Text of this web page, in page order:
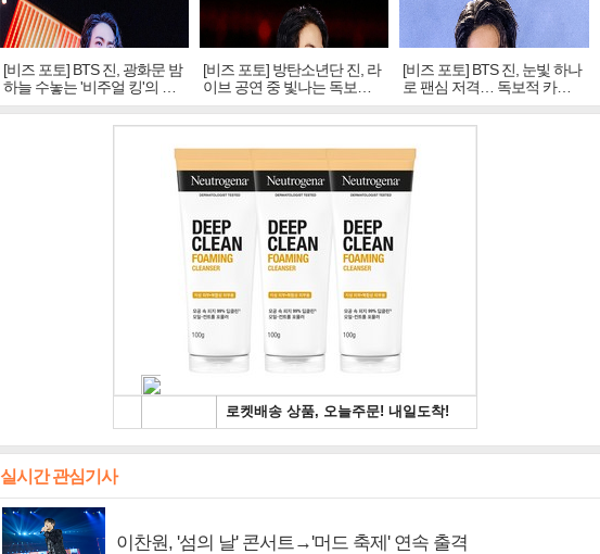
[비즈 포토] BTS 진, 광화문 밤
하늘 수놓는 '비주얼 킹'의 열
창
[비즈 포토] 방탄소년단 진, 라
이브 공연 중 빛나는 독보적
아우라
[비즈 포토] BTS 진, 눈빛 하나
로 팬심 저격… 독보적 카리
스마
실시간 관심기사
이찬원, '섬의 날' 콘서트→'머드 축제' 연속 출격